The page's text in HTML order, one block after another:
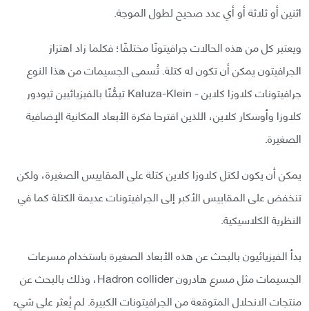
اثنين أو ثلاثة أو أي عدد صحيح لطول الموجة.
ويعتبر كل من هذه الحالات جرافيتونًا مختلفًا؛ فكلما زاد اهتزاز
الجرافيتون يمكن أن تكون له كتلة. تُسمى الجسيمات من هذا النوع
جرافيتونات كلاوزا كلاين - Kaluza-Klein تيمُّنًا بالفيزيائيين ثيودور
كلاوزا وأوسكار كلاين، اللذين اقترحا فكرة الأبعاد المكانية الإضافية
الصغيرة.
يمكن أن يكون لكتل كلاوزا كلاين كتلة على المقاييس الصغيرة، ولكن
تنخفض على المقاييس الأكبر إلى الجرافيتونات عديمة الكتلة كما في
النظرية الكلاسيكية.
بدأ الفيزيائيون بالبحث عن هذه الأبعاد الصغيرة باستخدام مسرعات
الجسيمات مثل مسرع هادرون Hadron collider، وذلك بالبحث عن
منتجات الانحلال المتوقعة من الجرافيتونات الكبيرة. لم يُعثر على شيء